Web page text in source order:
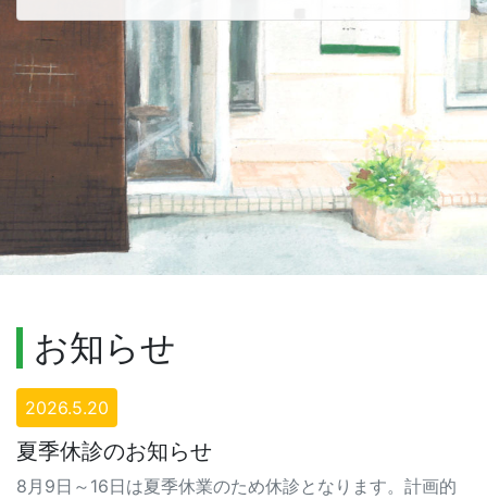
お知らせ
2026.5.20
夏季休診のお知らせ
8月9日～16日は夏季休業のため休診となります。計画的